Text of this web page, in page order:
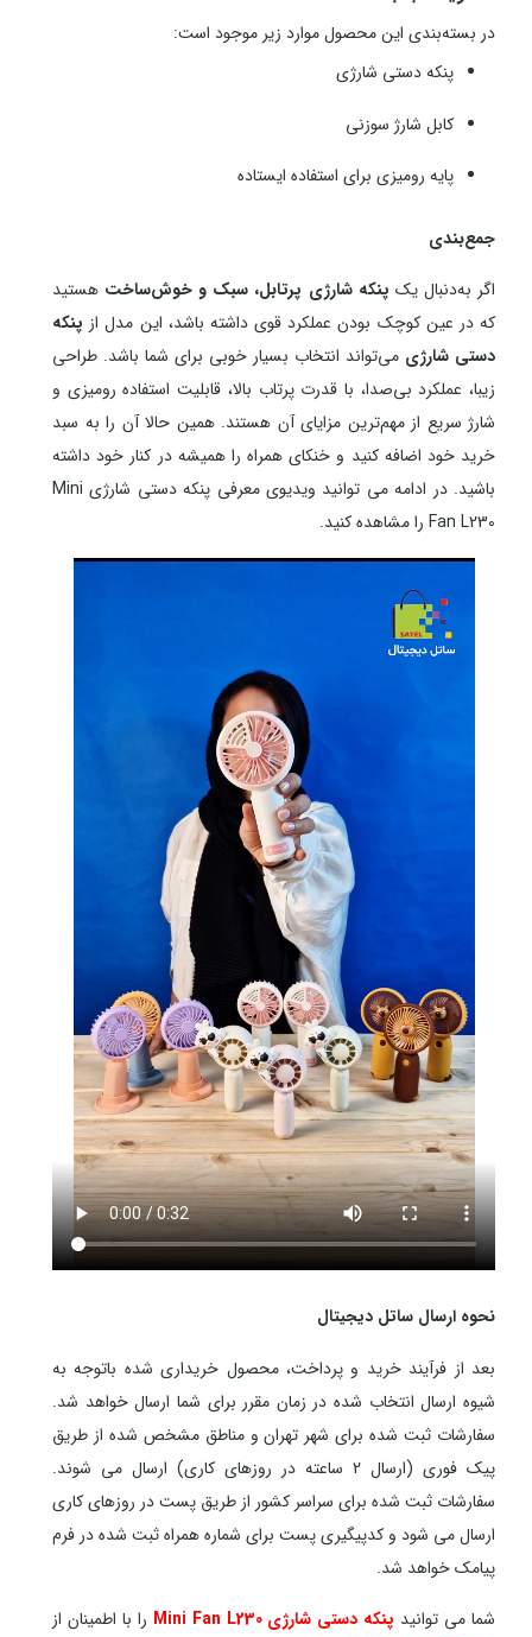
در بسته‌بندی این محصول موارد زیر موجود است:
پنکه دستی شارژی
کابل شارژ سوزنی
پایه رومیزی برای استفاده ایستاده
جمع‌بندی
اگر به‌دنبال یک پنکه شارژی پرتابل، سبک و خوش‌ساخت هستید
که در عین کوچک بودن عملکرد قوی داشته باشد، این مدل از پنکه
دستی شارژی می‌تواند انتخاب بسیار خوبی برای شما باشد. طراحی
زیبا، عملکرد بی‌صدا، با قدرت پرتاب بالا، قابلیت استفاده رومیزی و
شارژ سریع از مهم‌ترین مزایای آن هستند. همین حالا آن را به سبد
خرید خود اضافه کنید و خنکای همراه را همیشه در کنار خود داشته
باشید. در ادامه می توانید ویدیوی معرفی پنکه دستی شارژی Mini
Fan L230 را مشاهده کنید.
نحوه ارسال ساتل دیجیتال
بعد از فرآیند خرید و پرداخت، محصول خریداری شده باتوجه به
شیوه ارسال انتخاب شده در زمان مقرر برای شما ارسال خواهد شد.
سفارشات ثبت شده برای شهر تهران و مناطق مشخص شده از طریق
پیک فوری (ارسال 2 ساعته در روزهای کاری) ارسال می شوند.
سفارشات ثبت شده برای سراسر کشور از طریق پست در روزهای کاری
ارسال می شود و کدپیگیری پست برای شماره همراه ثبت شده در فرم
پیامک خواهد شد.
شما می توانید پنکه دستی شارژی Mini Fan L230
را با اطمینان از